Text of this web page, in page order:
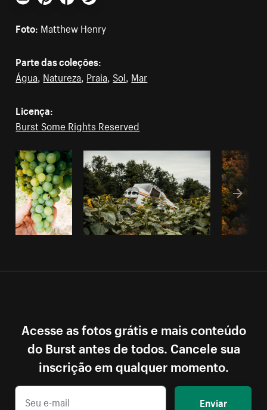
E-mailPinterestFacebookTwitter
Foto: Matthew Henry
Parte das coleções:
Água Natureza Praia Sol Mar
Licença:
Burst Some Rights Reserved
Acesse as fotos grátis e mais conteúdo
do Burst antes de todos. Cancele sua
inscrição em qualquer momento.
Enviar